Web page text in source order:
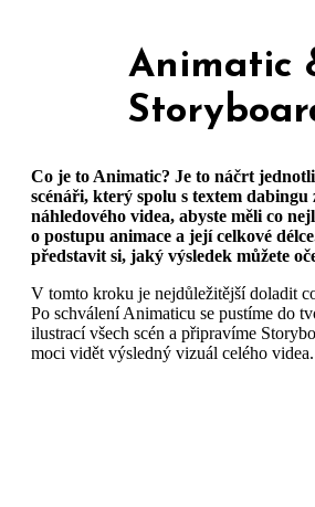
Animatic
Co je to Animatic? Je to náčrt
scénáři, který spolu s textem dabingu
náhledového videa, abyste měli co
o postupu animace a její celkové
představit si, jaký výsledek můžete
V tomto kroku je nejdůležitější doladit
Po schválení Animaticu se pustíme do
ilustrací všech scén a připravíme
moci vidět výsledný vizuál celého videa.